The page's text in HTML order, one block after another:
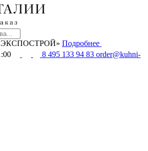
Подробнее
8 495 133 94 83 order@kuhni-